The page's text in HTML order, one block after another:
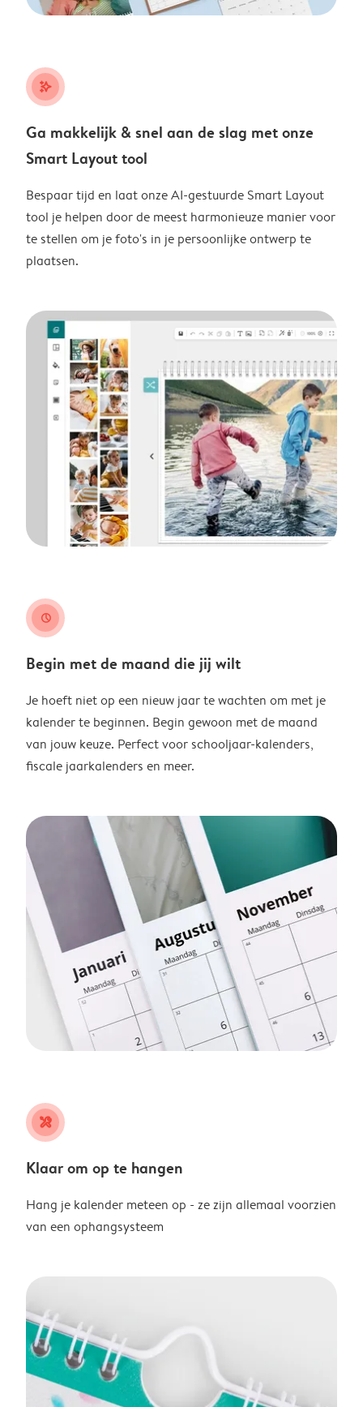
stars_plus
Ga makkelijk & snel aan de slag met onze
Smart Layout tool
Bespaar tijd en laat onze AI-gestuurde Smart Layout
tool je helpen door de meest harmonieuze manier voor
te stellen om je foto's in je persoonlijke ontwerp te
plaatsen.
clock
Begin met de maand die jij wilt
Je hoeft niet op een nieuw jaar te wachten om met je
kalender te beginnen. Begin gewoon met de maand
van jouw keuze. Perfect voor schooljaar-kalenders,
fiscale jaarkalenders en meer.
tools
Klaar om op te hangen
Hang je kalender meteen op - ze zijn allemaal voorzien
van een ophangsysteem